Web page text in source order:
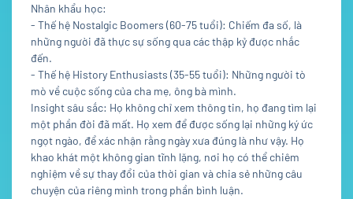
Nhân khẩu học:
- Thế hệ Nostalgic Boomers (60-75 tuổi): Chiếm đa số, là
những người đã thực sự sống qua các thập kỷ được nhắc
đến.
- Thế hệ History Enthusiasts (35-55 tuổi): Những người tò
mò về cuộc sống của cha mẹ, ông bà mình.
Insight sâu sắc: Họ không chỉ xem thông tin, họ đang tìm lại
một phần đời đã mất. Họ xem để được sống lại những ký ức
ngọt ngào, để xác nhận rằng ngày xưa đúng là như vậy. Họ
khao khát một không gian tĩnh lặng, nơi họ có thể chiêm
nghiệm về sự thay đổi của thời gian và chia sẻ những câu
chuyện của riêng mình trong phần bình luận.